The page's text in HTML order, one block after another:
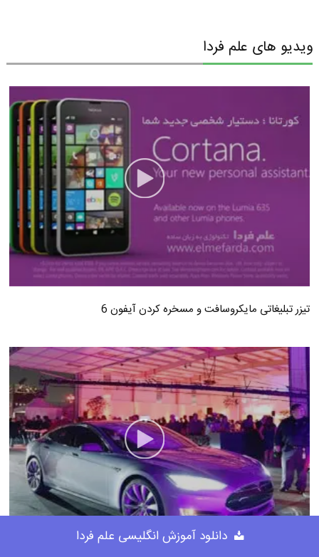
ویدیو های علم فردا
تیزر تبلیغاتی مایکروسافت و مسخره کردن آیفون 6
دانلود آموزش انگلیسی علم فردا